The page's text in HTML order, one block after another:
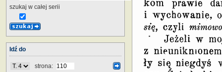
szukaj w całej serii
Idź do
strona: